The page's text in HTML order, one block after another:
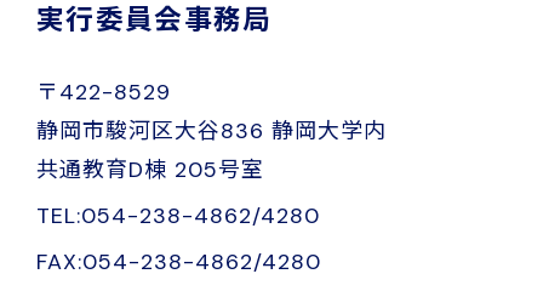
実行委員会事務局
〒422-8529
静岡市駿河区大谷836 静岡大学内
共通教育D棟 205号室
TEL:054-238-4862/4280
FAX:054-238-4862/4280